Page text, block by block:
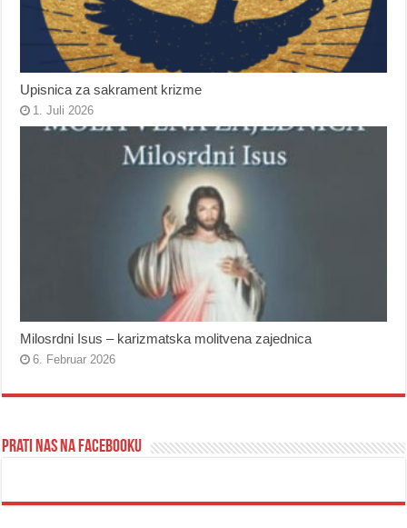
Upisnica za sakrament krizme
1. Juli 2026
Milosrdni Isus – karizmatska molitvena zajednica
6. Februar 2026
Prati nas na Facebooku